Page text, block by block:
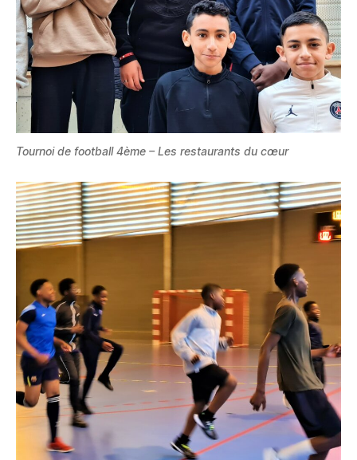
Tournoi de football 4ème – Les restaurants du cœur